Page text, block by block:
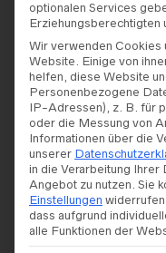
optionalen Services
Erziehungsberechtigten
Wir verwenden Cookies
Website. Einige von
helfen, diese Website
Personenbezogene
IP-Adressen), z. B. für
oder die Messung von
Informationen über die
unserer
in die Verarbeitung Ihrer
Angebot zu nutzen. Sie
Einstellungen
dass aufgrund
alle Funktionen der